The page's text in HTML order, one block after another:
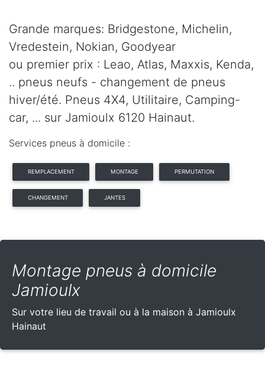
Grande marques: Bridgestone, Michelin,
Vredestein, Nokian, Goodyear
ou premier prix : Leao, Atlas, Maxxis, Kenda,
.. pneus neufs - changement de pneus
hiver/été. Pneus 4X4, Utilitaire, Camping-
car, ... sur Jamioulx 6120 Hainaut.
Services pneus à domicile :
REMPLACEMENT MONTAGE PERMUTATION
CHANGEMENT JANTES
Montage pneus à domicile
Jamioulx
Sur votre lieu de travail ou à la maison à Jamioulx
Hainaut